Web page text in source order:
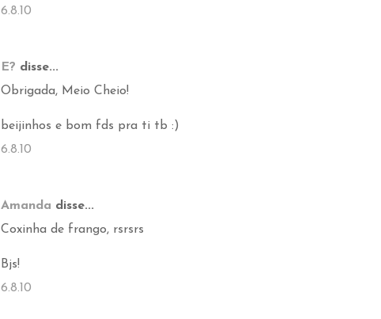
6.8.10
E? disse...
Obrigada, Meio Cheio!
beijinhos e bom fds pra ti tb :)
6.8.10
Amanda disse...
Coxinha de frango, rsrsrs
Bjs!
6.8.10